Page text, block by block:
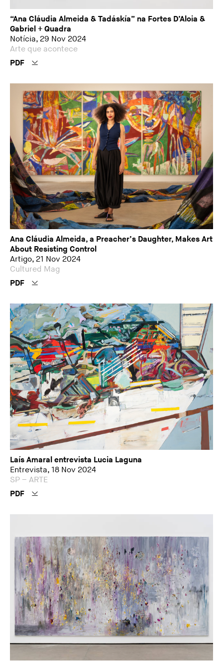
“Ana Cláudia Almeida & Tadáskía” na Fortes D’Aloia &
Gabriel + Quadra
Notícia, 29 Nov 2024
Arte que acontece
PDF
Ana Cláudia Almeida, a Preacher’s Daughter, Makes Art
About Resisting Control
Artigo, 21 Nov 2024
Cultured Mag
PDF
Laís Amaral entrevista Lucia Laguna
Entrevista, 18 Nov 2024
SP – ARTE
PDF